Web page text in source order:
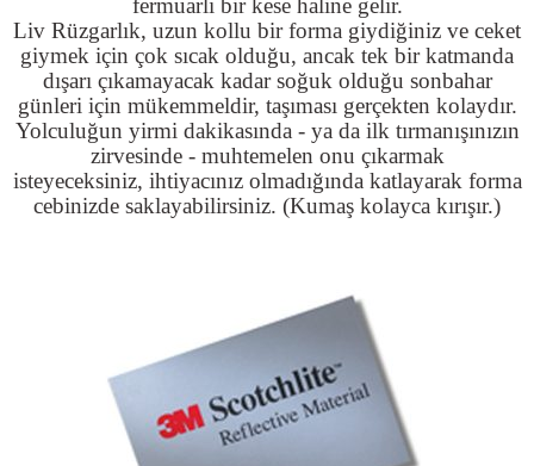
Liv Rüzgarlık, uzun kollu bir forma giydiğiniz ve ceket
giymek için çok sıcak olduğu, ancak tek bir katmanda
dışarı çıkamayacak kadar soğuk olduğu sonbahar
günleri için mükemmeldir, taşıması gerçekten kolaydır.
Yolculuğun yirmi dakikasında - ya da ilk tırmanışınızın
zirvesinde - muhtemelen onu çıkarmak
isteyeceksiniz, ihtiyacınız olmadığında katlayarak forma
cebinizde saklayabilirsiniz. (Kumaş kolayca kırışır.)